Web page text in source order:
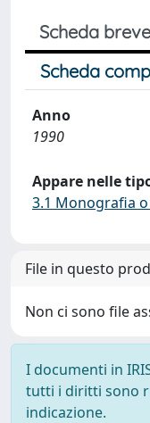
Scheda breve
Scheda
Anno
1990
Appare nelle
3.1 Monografia
File in questo
Non ci sono file
I documenti in
tutti i diritti sono
indicazione.